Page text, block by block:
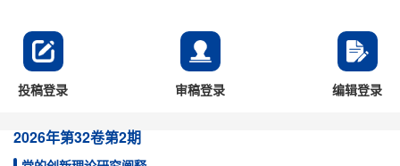
投稿登录 审稿登录 编辑登录
2026年第32卷第2期